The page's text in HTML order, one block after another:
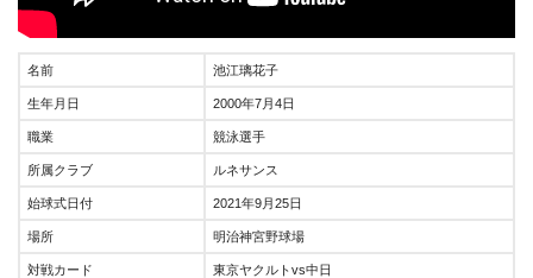
名前 池江璃花子
生年月日 2000年7月4日
職業 競泳選手
所属クラブ ルネサンス
始球式日付 2021年9月25日
場所 明治神宮野球場
対戦カード 東京ヤクルトvs中日